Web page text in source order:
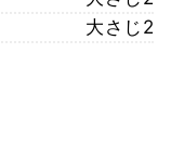
大さじ2